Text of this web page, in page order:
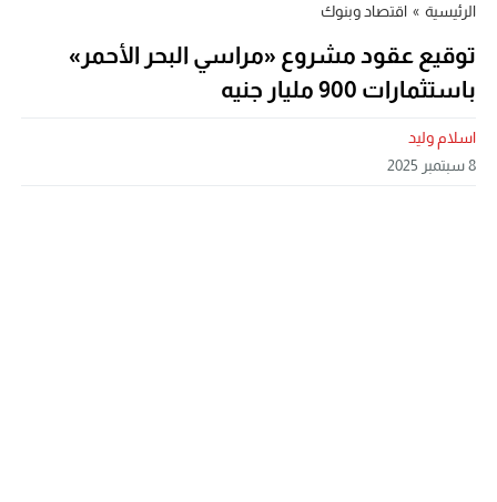
الرئيسية » اقتصاد وبنوك
توقيع عقود مشروع «مراسي البحر الأحمر»
باستثمارات 900 مليار جنيه
اسلام وليد
8 سبتمبر 2025